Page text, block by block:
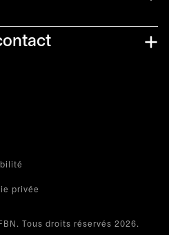
onglet
privée
Tous droits réservés 2026.